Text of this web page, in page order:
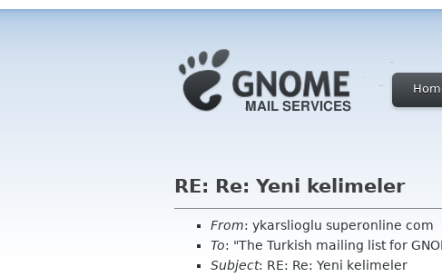
RE: Re: Yeni kelimeler
From: ykarslioglu superonline com
To: "The Turkish mailing list for
Subject: RE: Re: Yeni kelimeler